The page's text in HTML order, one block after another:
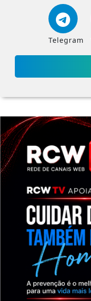
Telegram